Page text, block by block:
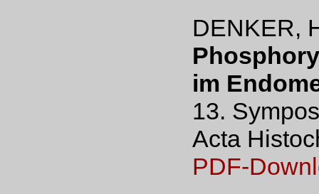
DENKER,
im
13.
Acta
PDF-